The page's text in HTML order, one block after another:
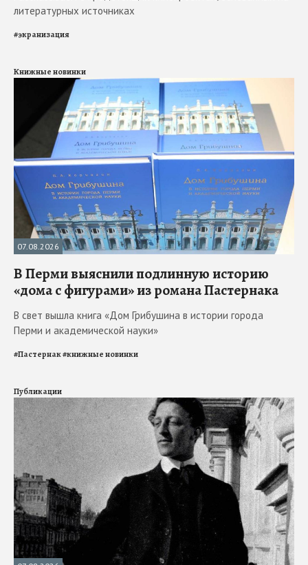
литературных источниках
#экранизация
Книжные новинки
07.08.2026
В Перми выяснили подлинную историю
«дома с фигурами» из романа Пастернака
В свет вышла книга «Дом Грибушина в истории города
Перми и академической науки»
#Пастернак#книжные новинки
Публикации